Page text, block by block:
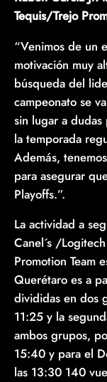
Tequis/Trejo
“Venimos de un
motivación muy
búsqueda del
campeonato se
sin lugar a
la temporada
Además,
para asegurar
Playoffs.”.
La actividad a
Canel´s /
Promotion Team
Querétaro es a
divididas en dos
11:25 y la
ambos grupos,
15:40 y para el
las 13:30 140